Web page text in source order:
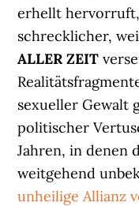
erhellt
schrecklicher,
ALLER ZEIT
sexueller Gewalt
politischer
Jahren, in denen
weitgehend
unheilige Allianz